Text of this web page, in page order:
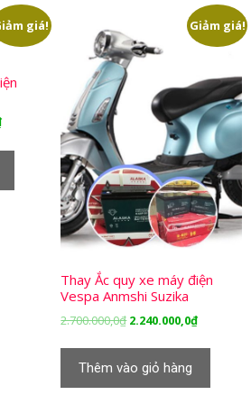
giá!
Giá
2.240.000,0₫.
Giảm giá!
Thay Ắc quy xe máy điện
Vespa Anmshi Suzika
2.700.000,0₫ Giá
2.700.000,0₫.
2.240.000,0₫Giá
Thêm vào giỏ hàng